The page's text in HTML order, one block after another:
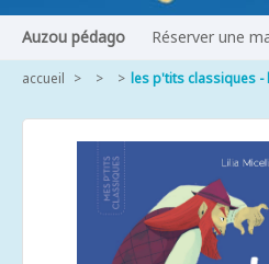
Auzou pédago Réserver une
accueil les p'tits classiques -